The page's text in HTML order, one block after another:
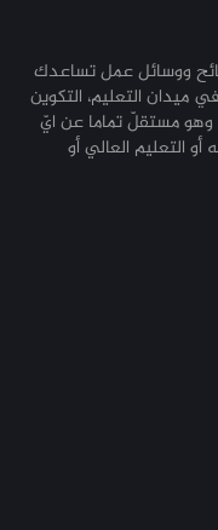
ووسائل عمل تساعدك
ميدان التعليم، التكوين
وهو مستقلّ تماما عن ايّ
التعليم العالي أو